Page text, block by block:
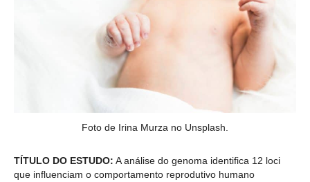
Foto de Irina Murza no Unsplash.
TÍTULO DO ESTUDO: A análise do genoma identifica 12 loci
que influenciam o comportamento reprodutivo humano